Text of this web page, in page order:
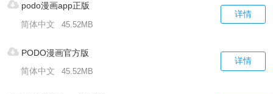
podo漫画app正版
简体中文
45.52MB
详情
PODO漫画官方版
简体中文
45.52MB
详情